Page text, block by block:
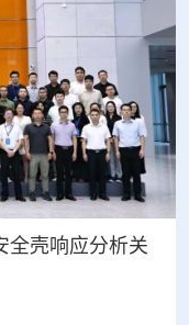
全壳响应分析关